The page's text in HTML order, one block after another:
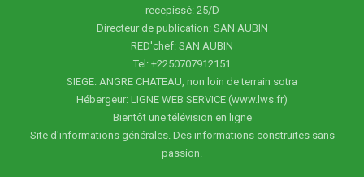
recepissé: 25/D
Directeur de publication: SAN AUBIN
RED'chef: SAN AUBIN
Tel: +2250707912151
SIEGE: ANGRE CHATEAU, non loin de terrain sotra
Hébergeur: LIGNE WEB SERVICE (www.lws.fr)
Bientôt une télévision en ligne
Site d'informations générales. Des informations construites sans
passion.